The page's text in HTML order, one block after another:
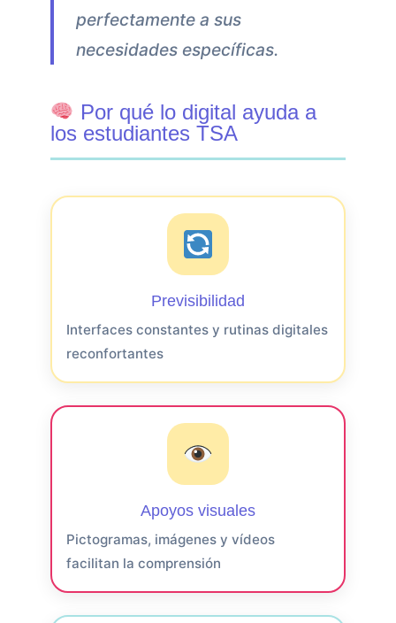
perfectamente a sus
necesidades específicas.
Por qué lo digital ayuda a
los estudiantes TSA
Previsibilidad
Interfaces constantes y rutinas digitales
reconfortantes
Apoyos visuales
Pictogramas, imágenes y vídeos
facilitan la comprensión